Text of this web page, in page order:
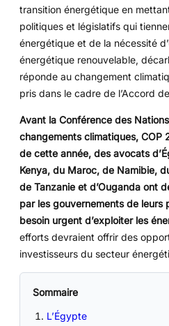
transition énergétique en
politiques et législatifs qui
énergétique et de la nécessité
énergétique renouvelable,
réponde au changement
pris dans le cadre de l’Accord
Avant la Conférence des
changements climatiques, COP
de cette année, des avocats
Kenya, du Maroc, de Namibie,
de Tanzanie et d’Ouganda ont
par les gouvernements de leurs
besoin urgent d’exploiter les
efforts devraient offrir des
investisseurs du secteur
Sommaire
L’Égypte